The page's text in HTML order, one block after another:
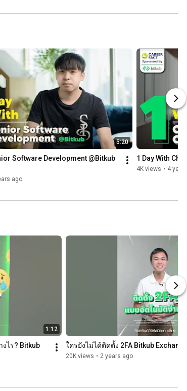
5:20
Software Development @Bitkub
ago
1 Day With
4K views • 4
1:12
ไร? Bitkub
ใครยังไม่ได้ติดตั้ง 2FA Bitkub
20K views • 2 years ago